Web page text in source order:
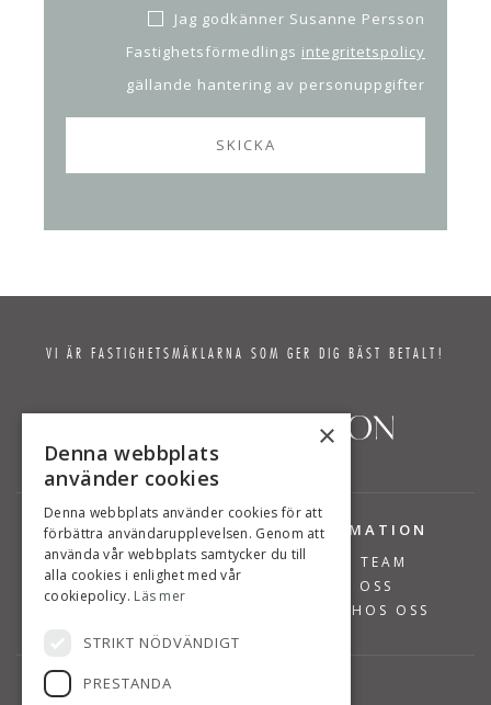
Jag godkänner Susanne Persson
Fastighetsförmedlings integritetspolicy
gällande hantering av personuppgifter
VI ÄR FASTIGHETSMÄKLARNA SOM GER DIG BÄST BETALT!
TJÄNSTER
BOSTÄDER TILL SALU
SÄLJA BOSTAD
VÄRDERA BOSTAD
INFORMATION
VÅRT TEAM
OM OSS
JOBBA HOS OSS
×
Denna webbplats
använder cookies
Denna webbplats använder cookies för att
förbättra användarupplevelsen. Genom att
använda vår webbplats samtycker du till
alla cookies i enlighet med vår
cookiepolicy. Läs mer
STRIKT NÖDVÄNDIGT
PRESTANDA